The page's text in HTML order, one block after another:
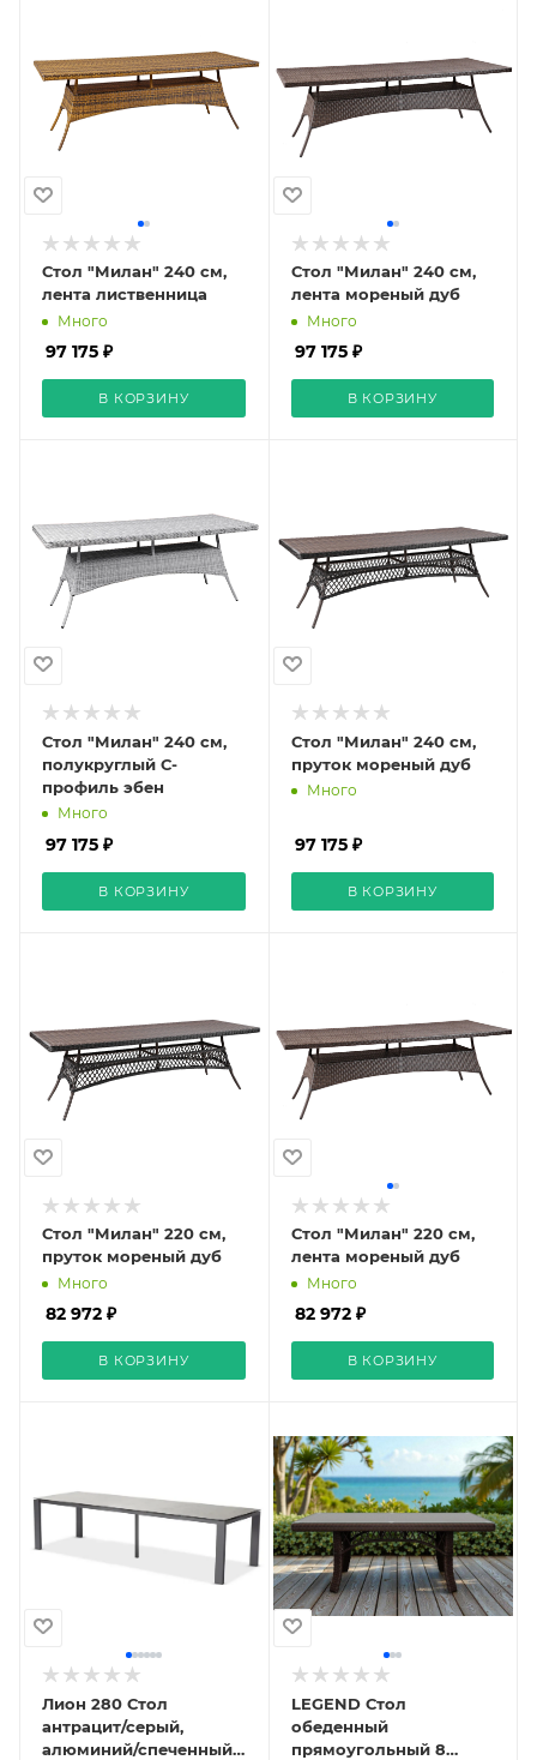
Стол "Милан" 240 см,
лента лиственница
Много
97 175 ₽
В КОРЗИНУ
Стол "Милан" 240 см,
лента мореный дуб
Много
97 175 ₽
В КОРЗИНУ
Стол "Милан" 240 см,
полукруглый С-
профиль эбен
Много
97 175 ₽
В КОРЗИНУ
Стол "Милан" 240 см,
пруток мореный дуб
Много
97 175 ₽
В КОРЗИНУ
Стол "Милан" 220 см,
пруток мореный дуб
Много
82 972 ₽
В КОРЗИНУ
Стол "Милан" 220 см,
лента мореный дуб
Много
82 972 ₽
В КОРЗИНУ
Лион 280 Стол
антрацит/серый,
алюминий/спеченный
LEGEND Стол
обеденный
прямоугольный 8